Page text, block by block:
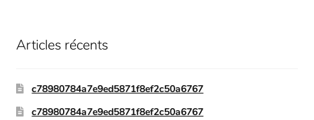
Articles récents
c78980784a7e9ed5871f8ef2c50a6767
c78980784a7e9ed5871f8ef2c50a6767